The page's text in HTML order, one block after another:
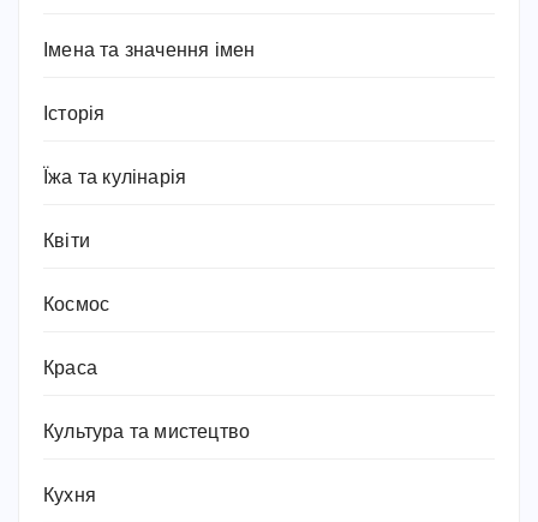
Імена та значення імен
Історія
Їжа та кулінарія
Квіти
Космос
Краса
Культура та мистецтво
Кухня